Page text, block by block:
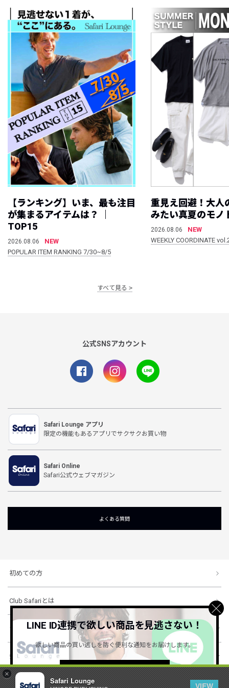
×
Safari Lounge
VIEW
【ランキング】いま、最も注目
が集まるアイテムは？ ｜
TOP15
2026.08.06
NEW
POPULAR ITEM RANKING 7/30~8/5
重見え回避！大人
みたい真夏のモノ
2026.08.06
NEW
WEEKLY COORDINATE
すべて見る
公式SNSアカウント
Safari Lounge アプリ
限定の機能もあるアプリでサクサクお買い物
Safari Online
Safari公式ウェブマガジン
よくある質問
初めての方
Club Safariとは
ショッピングガイド
会社概要・規約
LINE ID連携で欲しい商品を見逃さない！
欲しい商品の買い逃しを防ぐ便利な通知をお届けします。
詳しくはこちら ＞